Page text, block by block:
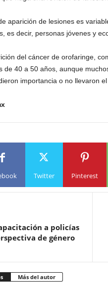
aparición de lesiones es
es decir, personas jóvenes y
del cáncer de orofaringe,
de 40 a 50 años, aunque
importancia o no llevaron
Twitter Pinterest
a policías
de género
Más del autor